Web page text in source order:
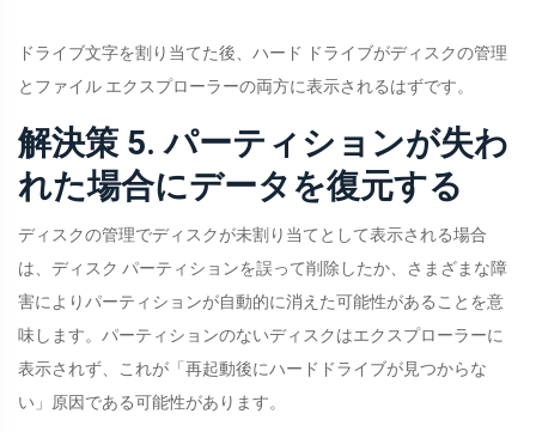
ドライブ文字を割り当てた後、ハード ドライブがディスクの管理
とファイル エクスプローラーの両方に表示されるはずです。
解決策 5. パーティションが失わ
れた場合にデータを復元する
ディスクの管理でディスクが未割り当てとして表示される場合
は、ディスク パーティションを誤って削除したか、さまざまな障
害によりパーティションが自動的に消えた可能性があることを意
味します。パーティションのないディスクはエクスプローラーに
表示されず、これが「再起動後にハードドライブが見つからな
い」原因である可能性があります。